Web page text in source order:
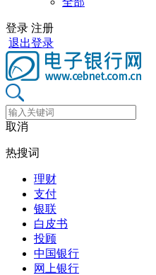
登录 注册
退出登录
取消
热搜词
理财
支付
银联
白皮书
投顾
中国银行
网上银行